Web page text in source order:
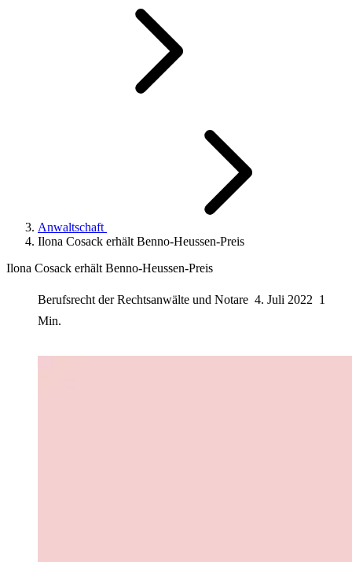
Anwaltschaft
Ilona Cosack erhält Benno-Heussen-Preis
Ilona Cosack erhält Benno-Heussen-Preis
Berufsrecht der Rechtsanwälte und Notare 4. Juli 2022 1
Min.